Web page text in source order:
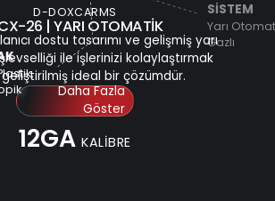
SİSTEM
Yarı
Gazlı
D-DOXCARMS
26 | YARI OTOMATİK
dostu tasarımı ve gelişmiş yarı
ile işlerinizi kolaylaştırmak
ideal bir çözümdür.
Daha Fazla
Göster
12GAKALİBRE